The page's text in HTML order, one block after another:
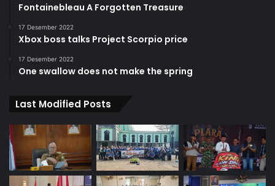
Fontainebleau A Forgotten Treasure
17 Desember 2022
Xbox boss talks Project Scorpio price
17 Desember 2022
One swallow does not make the spring
Last Modified Posts